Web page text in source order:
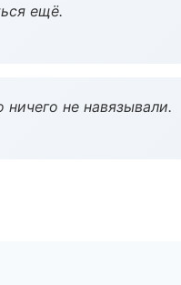
ещё.
не навязывали.